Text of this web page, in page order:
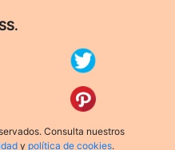
Consulta nuestros
y política de cookies.